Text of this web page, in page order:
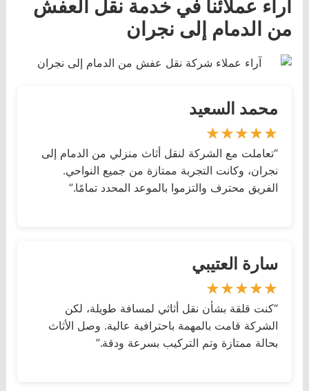
آراء عملائنا في خدمة نقل العفش
من الدمام إلى نجران
محمد السعيد
“تعاملت مع الشركة لنقل أثاث منزلي من الدمام إلى
نجران، وكانت التجربة ممتازة من جميع النواحي.
الفريق محترف والتزموا بالموعد المحدد تمامًا.”
سارة العتيبي
“كنت قلقة بشأن نقل أثاثي لمسافة طويلة، لكن
الشركة قامت بالمهمة باحترافية عالية. وصل الأثاث
بحالة ممتازة وتم التركيب بسرعة ودقة.”